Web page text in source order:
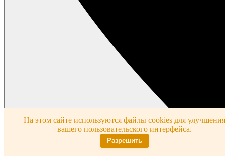
На этом сайте используются файлы cookies для улучшения
вашего пользовательского интерфейса.
Разрешить